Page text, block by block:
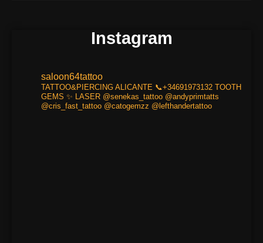
Instagram
saloon64tattoo
TATTOO&PIERCING ALICANTE 📞+34691973132 TOOTH
GEMS ✨ LASER @senekas_tattoo @andyprimtatts
@cris_fast_tattoo @catogemzz @lefthandertattoo